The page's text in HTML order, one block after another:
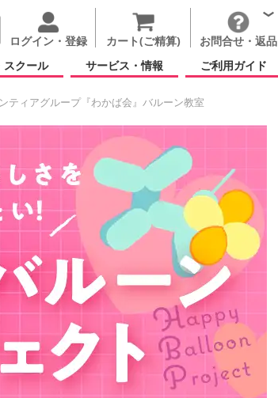
ログイン・登録 カート(ご精算)
お問合せ・返品
スクール サービス・情報 ご利用ガイド
ティアグループ『わかば会』バルーン教室